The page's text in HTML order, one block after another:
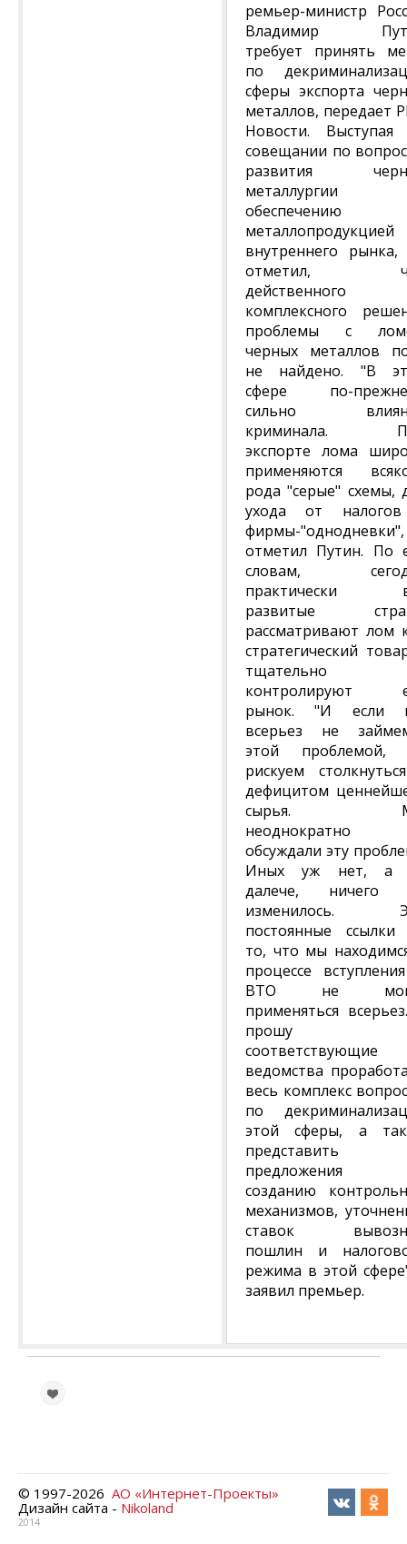
ремьер-министр
Владимир
требует принять
по
сферы экспорта
металлов, передает
Новости. Выступая
совещании по
развития
обеспечению
металлопродукцией
внутреннего рынка,
отметил,
комплексного
проблемы с
черных металлов
не найдено. "В
сфере по-
сильно
криминала.
экспорте лома
применяются
рода "серые" схемы,
ухода от
фирмы-
отметил Путин. По
словам,
практически
развитые
рассматривают лом
стратегический
тщательно
контролируют
рынок. "И если
всерьез не
этой проблемой,
рискуем
дефицитом
сырья.
неоднократно
обсуждали эту
Иных уж нет, а
далече, ничего
изменилось.
постоянные ссылки
то, что мы
процессе
ВТО не
применяться
прошу
соответствующие
ведомства
весь комплекс
по
этой сферы, а
представить
предложения
созданию
механизмов,
ставок
пошлин и
режима в этой
заявил премьер.
© 1997-2026 АО «Интернет-Проекты»
Дизайн сайта - Nikoland
2014